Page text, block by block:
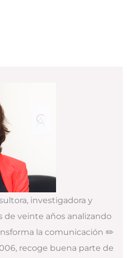
investigadora y
de veinte años analizando
la comunicación ✏️
recoge buena parte de